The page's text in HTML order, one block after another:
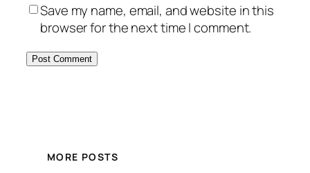
Save my name, email, and website in this
browser for the next time I comment.
MORE POSTS